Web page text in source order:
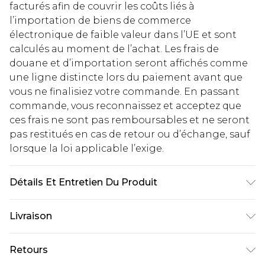
facturés afin de couvrir les coûts liés à
l’importation de biens de commerce
électronique de faible valeur dans l’UE et sont
calculés au moment de l’achat. Les frais de
douane et d’importation seront affichés comme
une ligne distincte lors du paiement avant que
vous ne finalisiez votre commande. En passant
commande, vous reconnaissez et acceptez que
ces frais ne sont pas remboursables et ne seront
pas restitués en cas de retour ou d’échange, sauf
lorsque la loi applicable l’exige.
Détails Et Entretien Du Produit
Livraison
Livraison standard France
€2.99
Retours